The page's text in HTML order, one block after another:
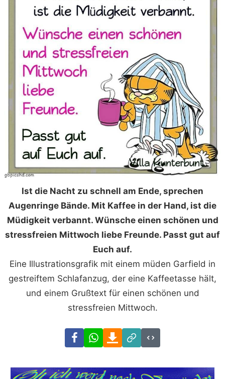
Ist die Nacht zu schnell am Ende, sprechen
Augenringe Bände. Mit Kaffee in der Hand, ist die
Müdigkeit verbannt. Wünsche einen schönen und
stressfreien Mittwoch liebe Freunde. Passt gut auf
Euch auf.
Eine Illustrationsgrafik mit einem müden Garfield in
gestreiftem Schlafanzug, der eine Kaffeetasse hält,
und einem Grußtext für einen schönen und
stressfreien Mittwoch.
FacebookWhatsAppDownload
Link
Code